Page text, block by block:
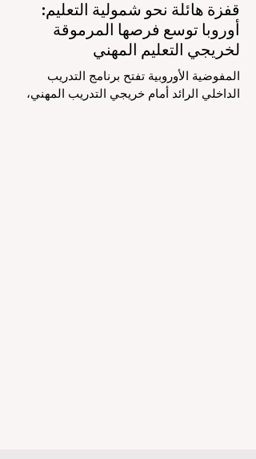
قفزة هائلة نحو شمولية التعليم:
أوروبا توسع فرصها المرموقة
لخريجي التعليم المهني
المفوضية الأوروبية تفتح برنامج التدريب
الداخلي الرائد أمام خريجي التدريب المهني،